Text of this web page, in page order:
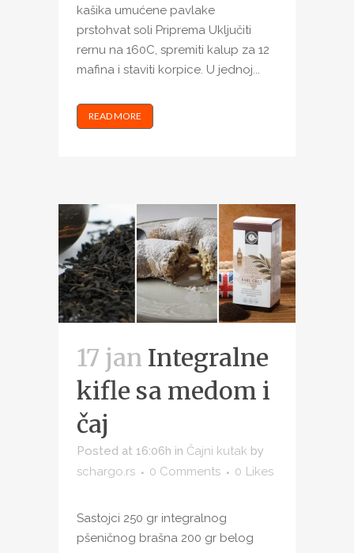
kašika umućene pavlake
prstohvat soli Priprema Uključiti
rernu na 160C, spremiti kalup za 12
mafina i staviti korpice. U jednoj...
READ MORE
17 jan Integralne
kifle sa medom i
čaj
Posted at 16:06h in Čajni kutak by
schargo.rs
0 Comments 0 Likes
Sastojci 250 gr integralnog
pšeničnog brašna 200 gr belog